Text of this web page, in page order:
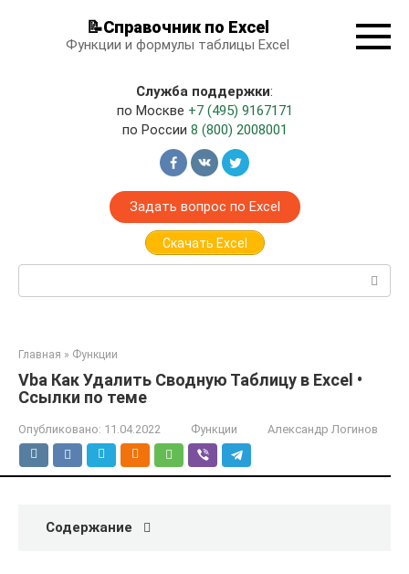
📝Справочник по Excel
Функции и формулы таблицы Excel
Служба поддержки:
по Москве +7 (495) 9167171
по России 8 (800) 2008001
Задать вопрос по Excel
Скачать Excel
Поиск:
Главная » Функции
Vba Как Удалить Сводную Таблицу в Excel •
Ссылки по теме
Опубликовано: 11.04.2022 Функции Александр Логинов
Содержание